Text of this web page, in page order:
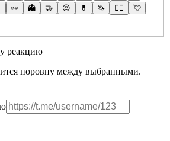
👀 👻 🤝 😍 💊 🦄 ❤️‍🔥
💘
реакцию
поровну между выбранными.